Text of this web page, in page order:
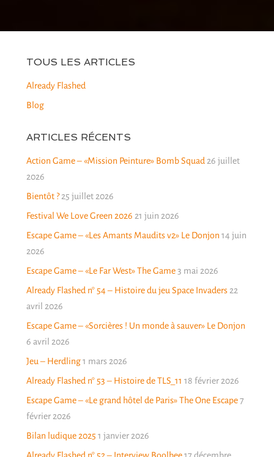
TOUS LES ARTICLES
Already Flashed
Blog
ARTICLES RÉCENTS
Action Game – «Mission Peinture» Bomb Squad 26 juillet
2026
Bientôt ? 25 juillet 2026
Festival We Love Green 2026 21 juin 2026
Escape Game – «Les Amants Maudits v2» Le Donjon 14 juin
2026
Escape Game – «Le Far West» The Game 3 mai 2026
Already Flashed n° 54 – Histoire du jeu Space Invaders 22
avril 2026
Escape Game – «Sorcières ! Un monde à sauver» Le Donjon
6 avril 2026
Jeu – Herdling 1 mars 2026
Already Flashed n° 53 – Histoire de TLS_11 18 février 2026
Escape Game – «Le grand hôtel de Paris» The One Escape 7
février 2026
Bilan ludique 2025 1 janvier 2026
Already Flashed n° 52 – Interview Boolbee 17 décembre